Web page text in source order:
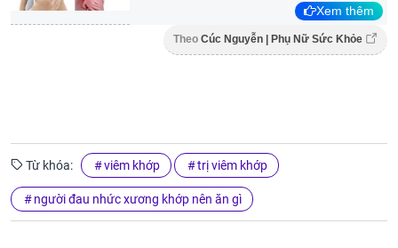
Xem thêm
Theo Cúc Nguyễn | Phụ Nữ Sức Khỏe
Từ khóa: viêm khớp trị viêm khớp
người đau nhức xương khớp nên ăn gì